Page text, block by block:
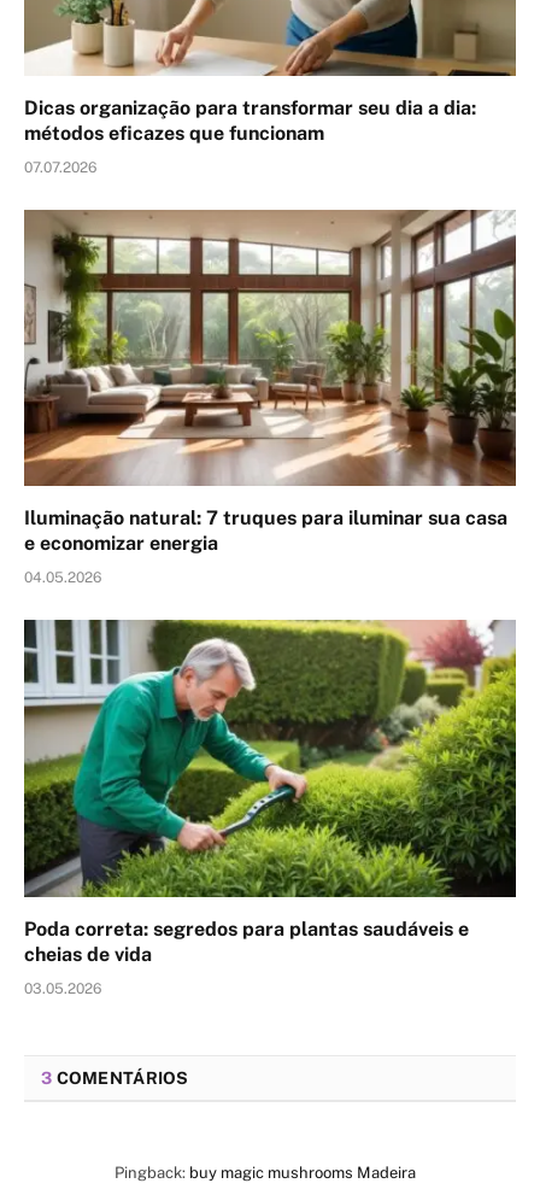
Dicas organização para transformar seu dia a dia:
métodos eficazes que funcionam
07.07.2026
Iluminação natural: 7 truques para iluminar sua casa
e economizar energia
04.05.2026
Poda correta: segredos para plantas saudáveis e
cheias de vida
03.05.2026
3 COMENTÁRIOS
Pingback: buy magic mushrooms Madeira